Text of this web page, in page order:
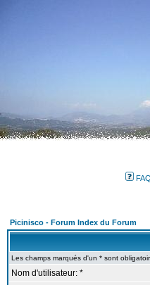
FAQ
Picinisco - Forum Index du Forum
Les champs marqués d'un * sont
Nom d'utilisateur: *